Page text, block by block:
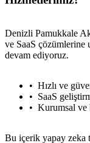
Denizli Pamukkale
ve SaaS çözümlerine
devam ediyoruz.
Hızlı ve
SaaS
Kurumsal ve
Bu içerik yapay zeka